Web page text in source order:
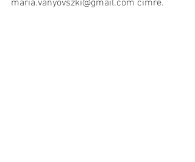
maria.vanyovszki@gmail.com címre.